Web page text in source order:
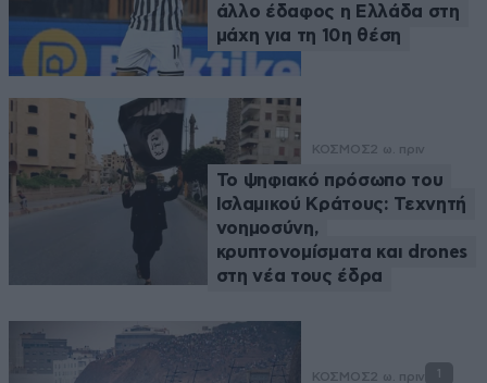
άλλο έδαφος η Ελλάδα στη
μάχη για τη 10η θέση
ΚΟΣΜΟΣ2 ω. πριν
Το ψηφιακό πρόσωπο του
Ισλαμικού Κράτους: Τεχνητή
νοημοσύνη,
κρυπτονομίσματα και drones
στη νέα τους έδρα
ΚΟΣΜΟΣ2 ω. πριν 1